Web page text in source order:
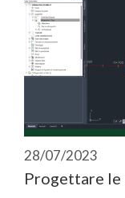
28/07/2023
Progettare